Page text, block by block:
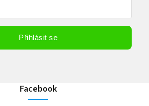
Přihlásit se
Facebook